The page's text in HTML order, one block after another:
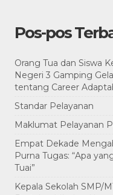
Pos-pos
Orang Tua dan Siswa
Negeri 3 Gamping
tentang Career
Standar Pelayanan
Maklumat Pelayanan
Empat Dekade
Purna Tugas: “Apa
Tuai”
Kepala Sekolah SMP/